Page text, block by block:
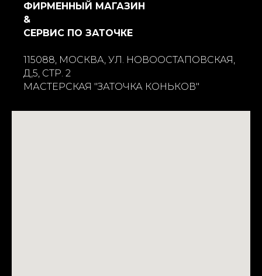
ФИРМЕННЫЙ МАГАЗИН
&
СЕРВИС ПО ЗАТОЧКЕ
115088, МОСКВА, УЛ. НОВООСТАПОВСКАЯ,
Д,5, СТР. 2
МАСТЕРСКАЯ "ЗАТОЧКА КОНЬКОВ"